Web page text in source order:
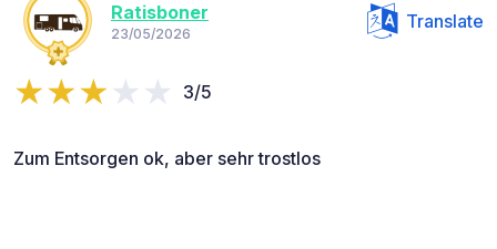
Ratisboner
23/05/2026
Translate
3/5
Zum Entsorgen ok, aber sehr trostlos